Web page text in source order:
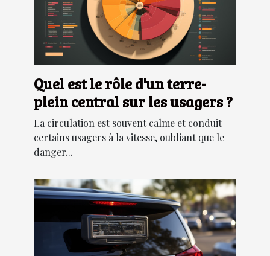
Quel est le rôle d'un terre-
plein central sur les usagers ?
La circulation est souvent calme et conduit
certains usagers à la vitesse, oubliant que le
danger...